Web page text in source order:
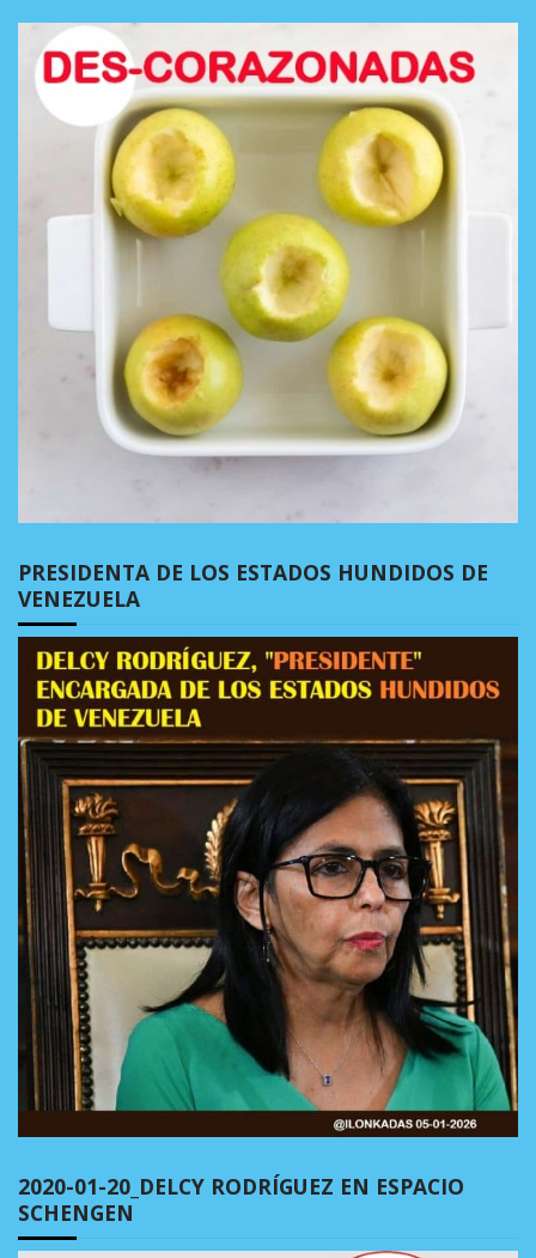
PRESIDENTA DE LOS ESTADOS HUNDIDOS DE
VENEZUELA
2020-01-20_DELCY RODRÍGUEZ EN ESPACIO
SCHENGEN